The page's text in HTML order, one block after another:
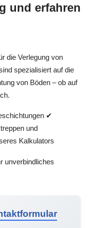
und erfahren
die Verlegung von
spezialisiert auf die
von Böden – ob auf
✔
und
Kalkulators
unverbindliches